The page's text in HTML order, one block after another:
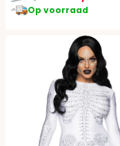
Op voorraad